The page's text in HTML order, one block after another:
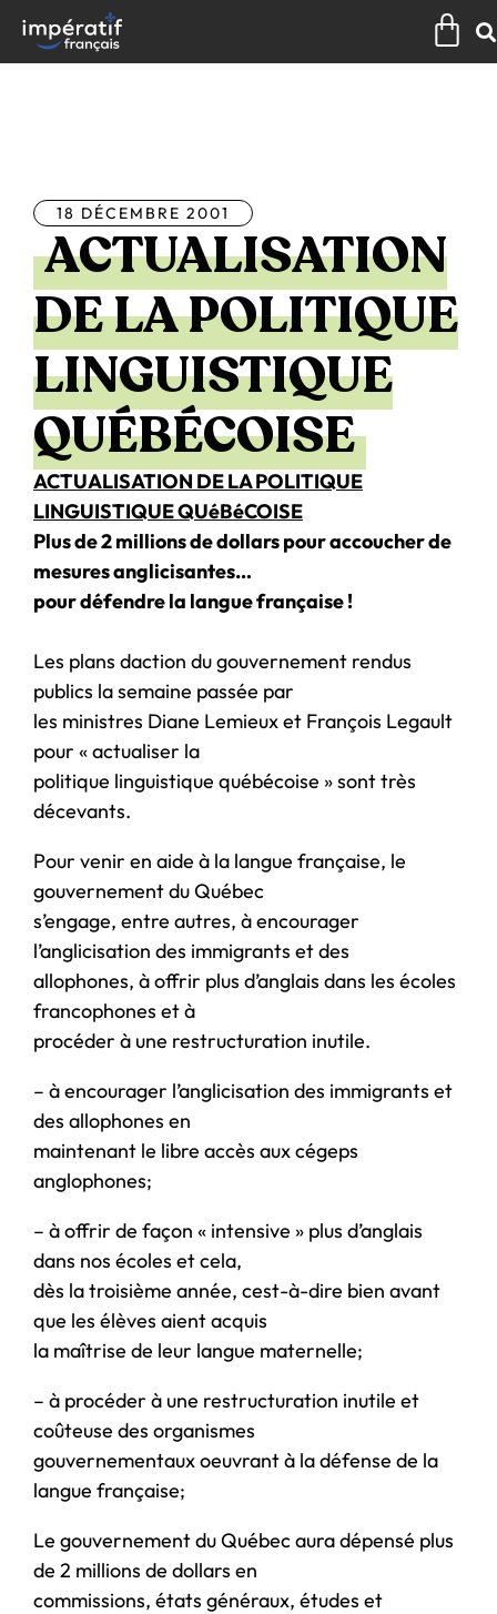
contenu
18 DÉCEMBRE 2001
ACTUALISATION
DE LA POLITIQUE
LINGUISTIQUE
QUÉBÉCOISE
ACTUALISATION DE LA POLITIQUE
LINGUISTIQUE QUéBéCOISE
Plus de 2 millions de dollars pour accoucher de
mesures anglicisantes…
pour défendre la langue française !
Les plans daction du gouvernement rendus
publics la semaine passée par
les ministres Diane Lemieux et François Legault
pour « actualiser la
politique linguistique québécoise » sont très
décevants.
Pour venir en aide à la langue française, le
gouvernement du Québec
s’engage, entre autres, à encourager
l’anglicisation des immigrants et des
allophones, à offrir plus d’anglais dans les écoles
francophones et à
procéder à une restructuration inutile.
– à encourager l’anglicisation des immigrants et
des allophones en
maintenant le libre accès aux cégeps
anglophones;
– à offrir de façon « intensive » plus d’anglais
dans nos écoles et cela,
dès la troisième année, cest-à-dire bien avant
que les élèves aient acquis
la maîtrise de leur langue maternelle;
– à procéder à une restructuration inutile et
coûteuse des organismes
gouvernementaux oeuvrant à la défense de la
langue française;
Le gouvernement du Québec aura dépensé plus
de 2 millions de dollars en
commissions, états généraux, études et